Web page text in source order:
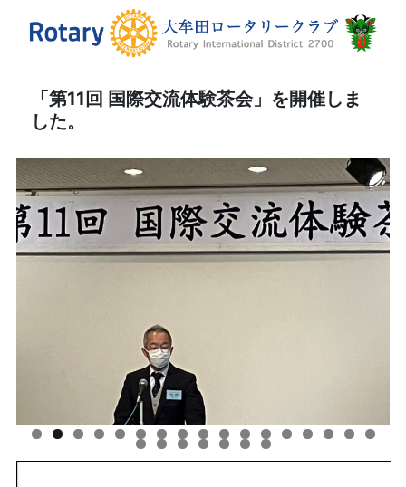
「第11回 国際交流体験茶会」を開催しま
した。